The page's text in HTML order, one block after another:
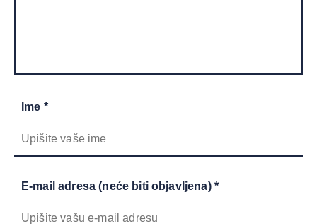
Ime *
E-mail adresa (neće biti objavljena) *